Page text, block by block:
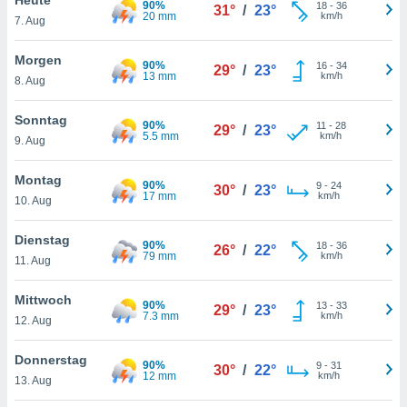
oder
Partner
es uns
das
der
Profil zu
Ihnen
finden
. Sie
jederzeit
Rand
7. Aug
90%
20 mm
31° / 23° 18- 36
km/h
Morgen
8. Aug
90%
13 mm
29° / 23° 16- 34
km/h
Sonntag
9. Aug
90%
5.5 mm
29° / 23° 11 - 28
km/h
Montag
10. Aug
90%
17 mm
30° / 23° 9- 24
km/h
Dienstag
11. Aug
90%
79 mm
26° / 22° 18- 36
km/h
Mittwoch
12. Aug
90%
7.3 mm
29° / 23° 13- 33
km/h
Donnerstag
13. Aug
90%
12 mm
30° / 22° 9- 31
km/h